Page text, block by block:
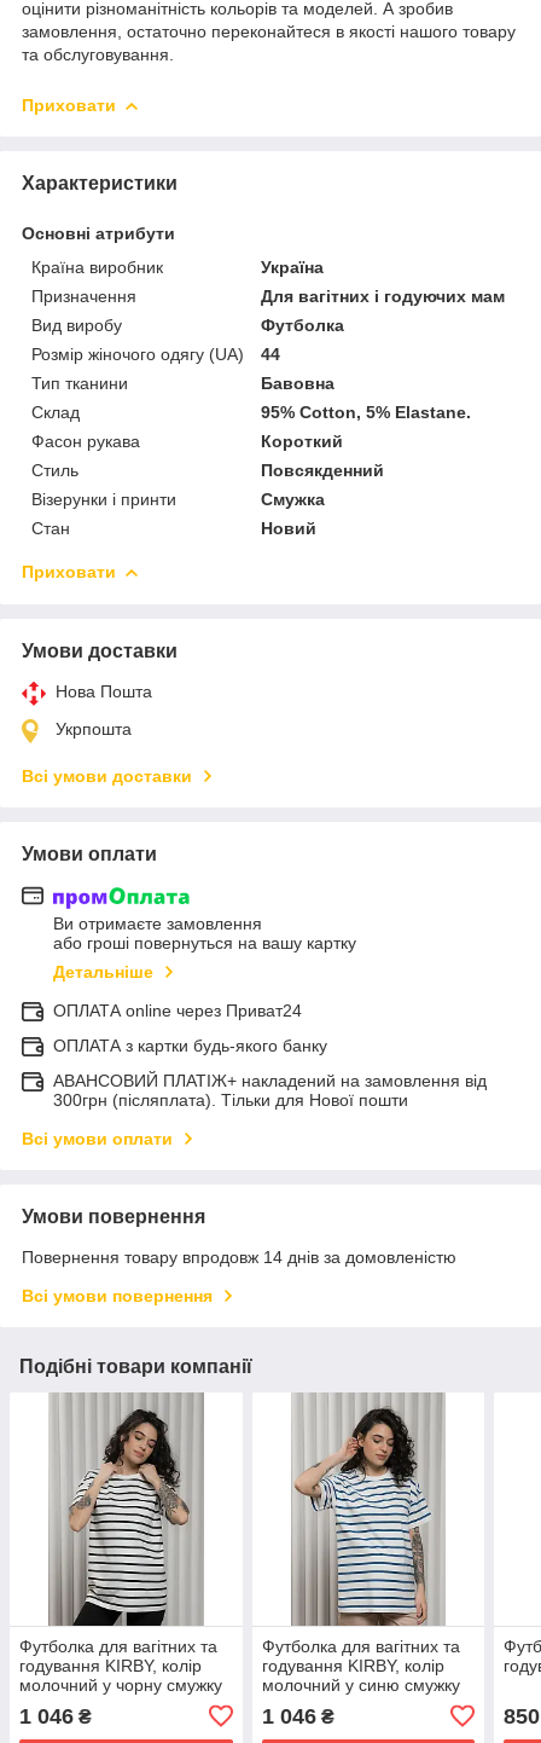
оцінити різноманітність кольорів та моделей. А зробив
замовлення, остаточно переконайтеся в якості нашого товару
та обслуговування.
Приховати
Характеристики
Основні атрибути
Країна виробник
Україна
Призначення
Для вагітних і годуючих мам
Вид виробу
Футболка
Розмір жіночого одягу (UA)
44
Тип тканини
Бавовна
Склад
95% Cotton, 5% Elastane.
Фасон рукава
Короткий
Стиль
Повсякденний
Візерунки і принти
Смужка
Стан
Новий
Приховати
Умови доставки
Нова Пошта
Укрпошта
Всі умови доставки
Умови оплати
Ви отримаєте замовлення
або гроші повернуться на вашу картку
Детальніше
ОПЛАТА online через Приват24
ОПЛАТА з картки будь-якого банку
АВАНСОВИЙ ПЛАТІЖ+ накладений на замовлення від
300грн (післяплата). Тільки для Нової пошти
Всі умови оплати
Умови повернення
Повернення товару впродовж 14 днів за домовленістю
Всі умови повернення
Подібні товари компанії
Футболка для вагітних та
годування KIRBY, колір
молочний у чорну смужку
1 046 ₴
Футболка для вагітних та
годування KIRBY, колір
молочний у синю смужку
1 046₴ 850